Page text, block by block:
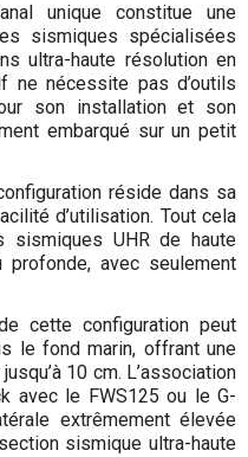
unique constitue une
sismiques spécialisées
ultra-haute résolution en
ne nécessite pas d’outils
son installation et son
embarqué sur un petit
réside dans sa
d’utilisation. Tout cela
sismiques UHR de haute
avec seulement
cette configuration peut
le fond marin, offrant une
10 cm. L’association
avec le FWS125 ou le G-
extrêmement élevée
sismique ultra-haute